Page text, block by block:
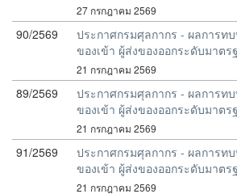
27 กรกฎาคม 2569
90/2569
ประกาศกรมศุลกากร - ผลการท
ของเข้า ผู้ส่งของออกระดับมาตร
21 กรกฎาคม 2569
89/2569
ประกาศกรมศุลกากร - ผลการท
ของเข้า ผู้ส่งของออกระดับมาตร
21 กรกฎาคม 2569
91/2569
ประกาศกรมศุลกากร - ผลการท
ของเข้า ผู้ส่งของออกระดับมาตร
21 กรกฎาคม 2569